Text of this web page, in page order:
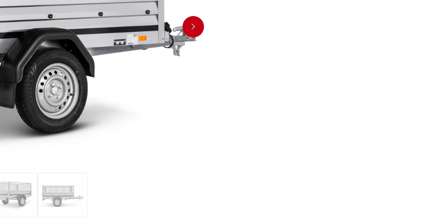
per
anteriori
Equipaggiamenti
per carico
Rampi di carico
stabilizzatori
Scatole porta
attrezzi
Pressione dei pneumatici
Controlli prima di partire
Schema elettrico
Sicurezza della barca